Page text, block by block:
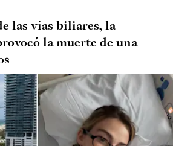
las vías biliares, la
la muerte de una